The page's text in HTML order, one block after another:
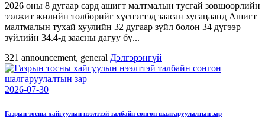
2026 оны 8 дугаар сард ашигт малтмалын тусгай зөвшөөрлийн
ээлжит жилийн төлбөрийг хүснэгтэд заасан хугацаанд Ашигт
малтмалын тухай хуулийн 32 дугаар зүйл болон 34 дүгээр
зүйлийн 34.4-д заасны дагуу бү...
321 announcement, general Дэлгэрэнгүй
2026-07-30
Газрын тосны хайгуулын нээлттэй талбайн сонгон шалгаруулалтын зар